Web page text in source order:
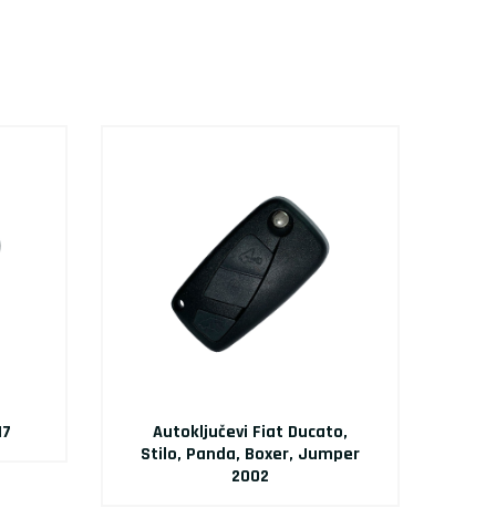
Autoključevi Fiat Ducato,
Stilo, Panda, Boxer, Jumper
2002